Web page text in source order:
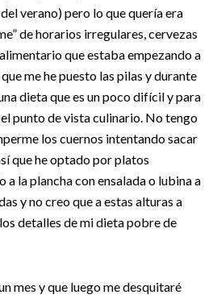
verano) pero lo que quería era
de horarios irregulares, cervezas
que estaba empezando a
me he puesto las pilas y durante
dieta que es un poco difícil y para
punto de vista culinario. No tengo
los cuernos intentando sacar
que he optado por platos
la plancha con ensalada o lubina a
y no creo que a estas alturas a
detalles de mi dieta pobre de
mes y que luego me desquitaré